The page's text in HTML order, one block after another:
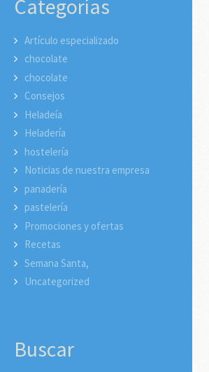
Categorías
Artículo especializado
chocolate
chocolate
Consejos
Heladeía
Heladería
hostelería
Noticias de nuestra empresa
panadería
pastelería
Promociones y ofertas
Recetas
Semana Santa,
Uncategorized
Buscar